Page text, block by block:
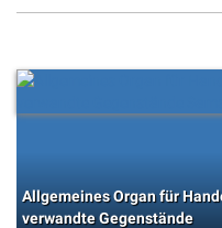
Allgemeines Organ für
verwandte Gegenstände